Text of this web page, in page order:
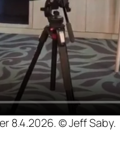
8.4.2026. © Jeff Saby.